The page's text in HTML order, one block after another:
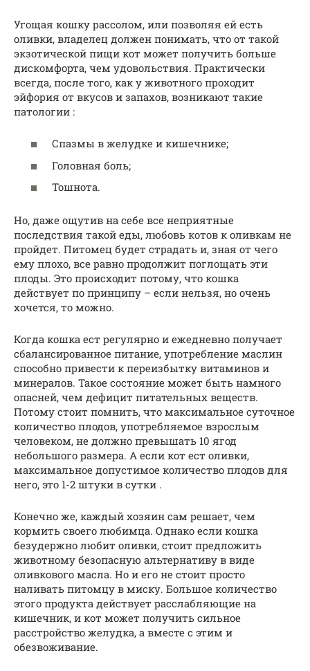
Угощая кошку рассолом, или позволяя ей есть
оливки, владелец должен понимать, что от такой
экзотической пищи кот может получить больше
дискомфорта, чем удовольствия. Практически
всегда, после того, как у животного проходит
эйфория от вкусов и запахов, возникают такие
патологии :
Спазмы в желудке и кишечнике;
Головная боль;
Тошнота.
Но, даже ощутив на себе все неприятные
последствия такой еды, любовь котов к оливкам не
пройдет. Питомец будет страдать и, зная от чего
ему плохо, все равно продолжит поглощать эти
плоды. Это происходит потому, что кошка
действует по принципу – если нельзя, но очень
хочется, то можно.
Когда кошка ест регулярно и ежедневно получает
сбалансированное питание, употребление маслин
способно привести к переизбытку витаминов и
минералов. Такое состояние может быть намного
опасней, чем дефицит питательных веществ.
Потому стоит помнить, что максимальное суточное
количество плодов, употребляемое взрослым
человеком, не должно превышать 10 ягод
небольшого размера. А если кот ест оливки,
максимальное допустимое количество плодов для
него, это 1-2 штуки в сутки .
Конечно же, каждый хозяин сам решает, чем
кормить своего любимца. Однако если кошка
безудержно любит оливки, стоит предложить
животному безопасную альтернативу в виде
оливкового масла. Но и его не стоит просто
наливать питомцу в миску. Большое количество
этого продукта действует расслабляющие на
кишечник, и кот может получить сильное
расстройство желудка, а вместе с этим и
обезвоживание.